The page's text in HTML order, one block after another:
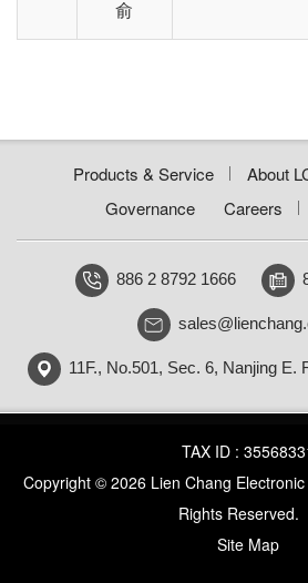
俞
Products & Service About
Governance
Careers
886 2 8792 1666
11F., No.501, Sec. 6, Nanjing E.
TAX ID :
Copyright © 2026 Lien Chang
Rights Reserved.
Site Map